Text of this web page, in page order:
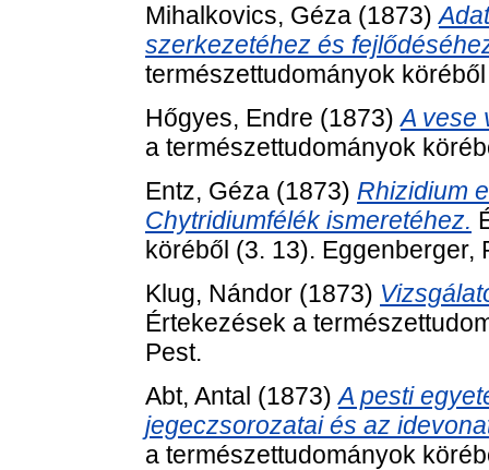
Mihalkovics, Géza (1873)
szerkezetéhez és
természettudományok
Hőgyes, Endre (1873)A vese
a természettudományok
Entz, Géza (1873) Rhizidium
Chytridiumfélék ismeretéhez.
köréből (3. 13). Eggenberger,
Klug, Nándor (1873)
Értekezések a
Pest.
Abt, Antal (1873)A pesti
jegeczsorozatai és az
a természettudományok